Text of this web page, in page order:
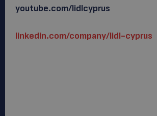
youtube.com/lidlcyprus
linkedin.com/company/lidl-cyprus